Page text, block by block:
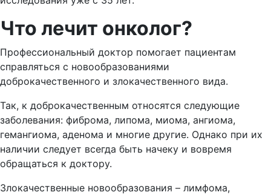
Что лечит онколог?
Профессиональный доктор помогает пациентам
справляться с новообразованиями
доброкачественного и злокачественного вида.
Так, к доброкачественным относятся следующие
заболевания: фиброма, липома, миома, ангиома,
гемангиома, аденома и многие другие. Однако при их
наличии следует всегда быть начеку и вовремя
обращаться к доктору.
Злокачественные новообразования – лимфома,